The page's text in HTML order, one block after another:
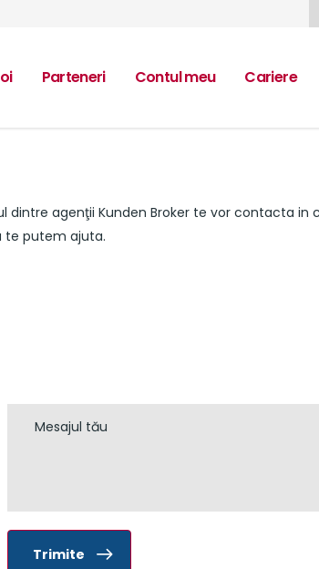
Parteneri Contul meu Cariere
dintre agenţii Kunden Broker te vor contacta in
te putem ajuta.
Trimite